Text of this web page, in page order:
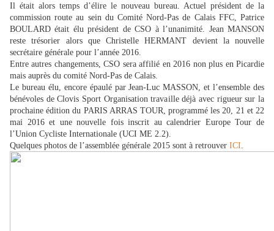
Il était alors temps d’élire le nouveau bureau. Actuel président de la
commission route au sein du Comité Nord-Pas de Calais FFC, Patrice
BOULARD était élu président de CSO à l’unanimité. Jean MANSON
reste trésorier alors que Christelle HERMANT devient la nouvelle
secrétaire générale pour l’année 2016.
Entre autres changements, CSO sera affilié en 2016 non plus en Picardie
mais auprès du comité Nord-Pas de Calais.
Le bureau élu, encore épaulé par Jean-Luc MASSON, et l’ensemble des
bénévoles de Clovis Sport Organisation travaille déjà avec rigueur sur la
prochaine édition du PARIS ARRAS TOUR, programmé les 20, 21 et 22
mai 2016 et une nouvelle fois inscrit au calendrier Europe Tour de
l’Union Cycliste Internationale (UCI ME 2.2).
Quelques photos de l’assemblée générale 2015 sont à retrouver ICI.